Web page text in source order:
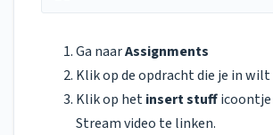
Ga naarAssignments
Klik op de opdracht die je in wilt
Klik op hetinsert stufficoontje
Stream video te linken.